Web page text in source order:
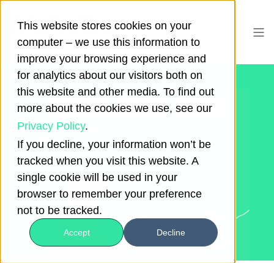
This website stores cookies on your
computer – we use this information to
improve your browsing experience and
for analytics about our visitors both on
this website and other media. To find out
more about the cookies we use, see our
Privacy Policy.
If you decline, your information won’t be
tracked when you visit this website. A
single cookie will be used in your
browser to remember your preference
not to be tracked.
Accept Decline
DATA DAY 2023